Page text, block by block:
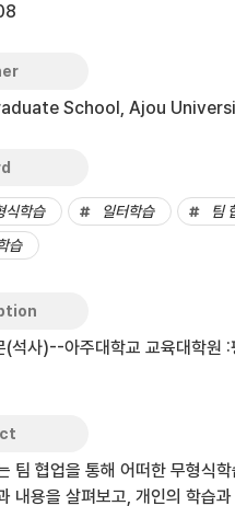
School, Ajou
식학습 일터학습
팀
습
(석사)--아주대학교 교육대학원
팀 협업을 통해 어떠한 무형식학
내용을 살펴보고, 개인의 학습